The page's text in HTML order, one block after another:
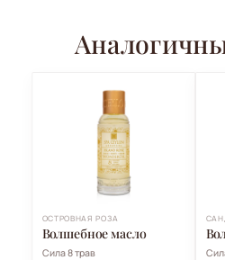
ОСТРОВНАЯ РОЗА
Волшебное масло
Сила 8 трав